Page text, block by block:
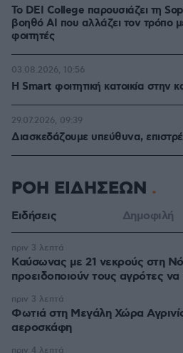
Το DEI College παρουσιάζει τη
βοηθό AI που αλλάζει τον τρόπο
φοιτητές
Η Smart φοιτητική κατοικία στην
03.08.2026, 10:56
Διασκεδάζουμε υπεύθυνα,
29.07.2026, 09:39
ΡΟΗ ΕΙΔΗΣΕΩΝ
Ειδήσεις Δημοφιλή
Καύσωνας με 21 νεκρούς στη
προειδοποιούν τους αγρότες
πριν 3 λεπτά
Φωτιά στη Μεγάλη Χώρα
αεροσκάφη
πριν 3 λεπτά
πριν 4 λεπτά